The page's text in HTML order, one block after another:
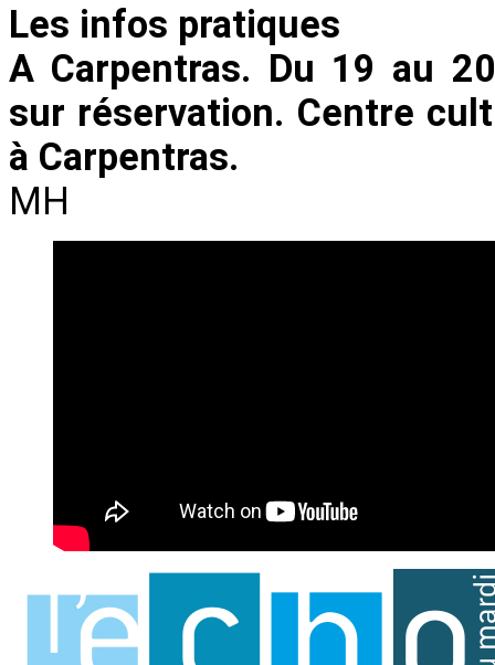
Les infos pratiques
A Carpentras. Du 19 au
sur réservation. Centre
à Carpentras.
MH